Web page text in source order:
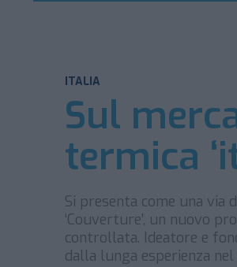
ITALIA
Sul
termica
Si presenta come una
‘Couverture’, un nuovo
controllata. Ideatore e
dalla lunga esperienza